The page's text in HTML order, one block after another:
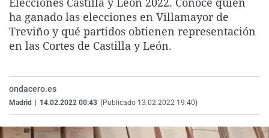
La rosa de los vientos
Gente viajera
Caso
Retornados
Extremadura
Galicia
Virales
Televisión
ha ganado las elecciones en Villamayor de
Treviño y qué partidos obtienen representación
en las Cortes de Castilla y León.
ondacero.es
Madrid 14.02.2022 00:43 (Publicado 13.02.2022 19:40)